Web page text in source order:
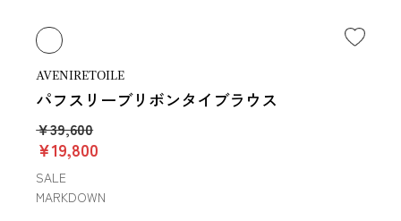
AVENIRETOILE
パフスリーブリボンタイブラウス
￥39,600
￥19,800
SALE
MARKDOWN